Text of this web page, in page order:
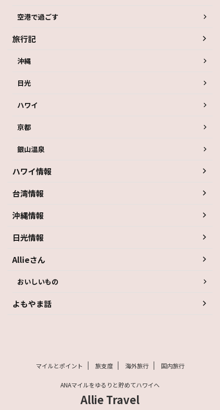
空港で過ごす
旅行記
沖縄
日光
ハワイ
京都
銀山温泉
ハワイ情報
台湾情報
沖縄情報
日光情報
Allieさん
おいしいもの
よもやま話
マイルとポイント 旅支度 海外旅行 国内旅行
ANAマイルをゆるりと貯めてハワイへ
Allie Travel